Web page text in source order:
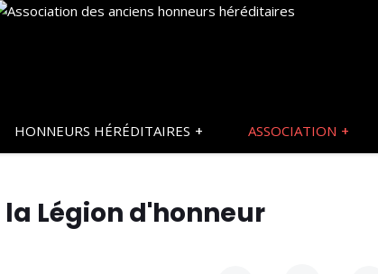
HONNEURS HÉRÉDITAIRES ASSOCIATION
Légion d'honneur